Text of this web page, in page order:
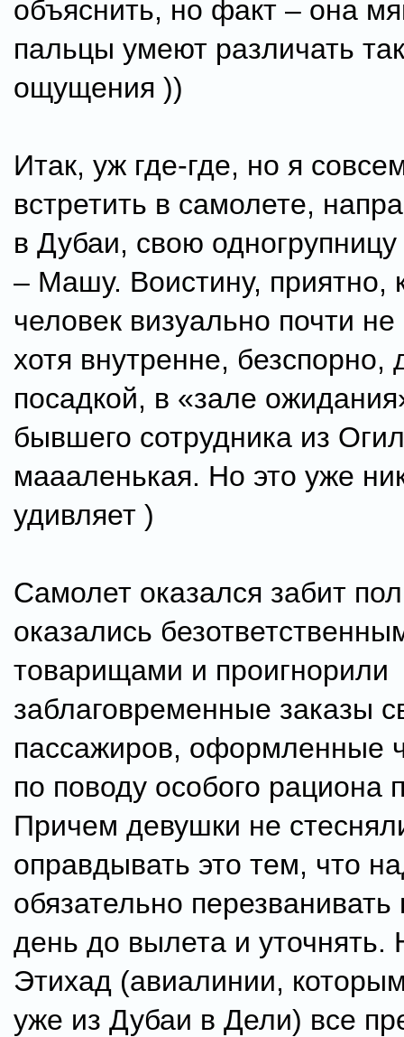
объяснить, но факт – она
пальцы умеют различать
ощущения ))
Итак, уж где-где, но я
встретить в самолете,
в Дубаи, свою
– Машу. Воистину, приятно,
человек визуально почти
хотя внутренне, безспорно,
посадкой, в «зале
бывшего сотрудника из
маааленькая. Но это уже
удивляет )
Самолет оказался забит
оказались
товарищами и проигнорили
заблаговременные заказы
пассажиров, оформленные
по поводу особого рациона
Причем девушки не
оправдывать это тем, что
обязательно перезванивать
день до вылета и уточнять.
Этихад (авиалинии,
уже из Дубаи в Дели) все